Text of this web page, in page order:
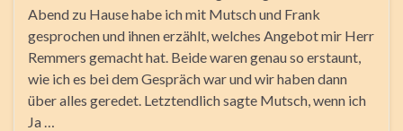
Abend zu Hause habe ich mit Mutsch und Frank
gesprochen und ihnen erzählt, welches Angebot mir Herr
Remmers gemacht hat. Beide waren genau so erstaunt,
wie ich es bei dem Gespräch war und wir haben dann
über alles geredet. Letztendlich sagte Mutsch, wenn ich
Ja …